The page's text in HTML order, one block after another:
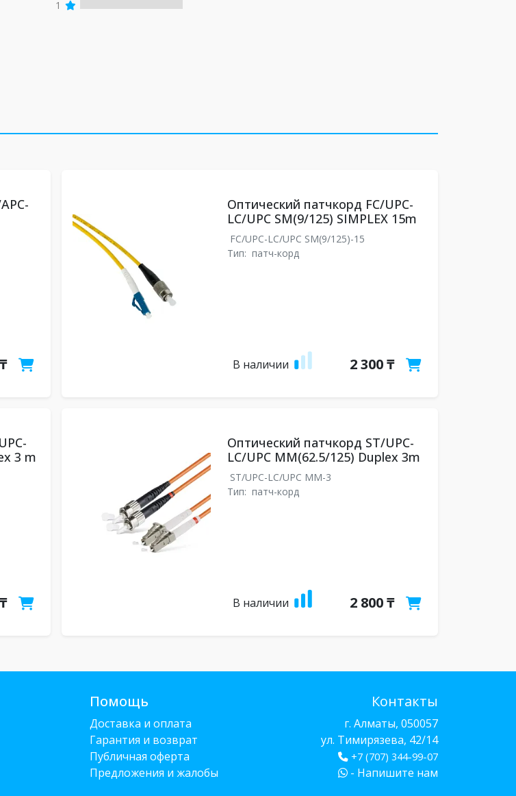
1
Оптический патчкорд FC/UPC-
LC/UPC SM(9/125) SIMPLEX 15m
FC/UPC-LC/UPC SM(9/125)-15
Тип: патч-корд
В наличии 2 300 ₸
3 m
Оптический патчкорд ST/UPC-
LC/UPC MM(62.5/125) Duplex 3m
ST/UPC-LC/UPC MM-3
Тип: патч-корд
В наличии 2 800 ₸
Помощь
Доставка и оплата
Гарантия и возврат
Публичная оферта
Предложения и жалобы
Контакты
г. Алматы, 050057
ул. Тимирязева, 42/14
+7 (707) 344-99-07
- Напишите нам